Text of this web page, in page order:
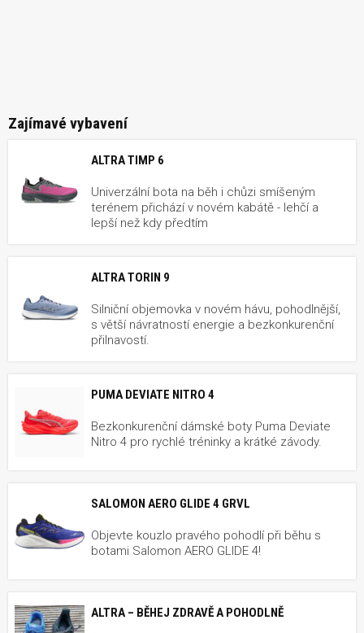
Zajímavé vybavení
ALTRA TIMP 6
Univerzální bota na běh i chůzi smíšeným
terénem přichází v novém kabátě - lehčí a
lepší než kdy předtím
ALTRA TORIN 9
Silniční objemovka v novém hávu, pohodlnější,
s větší návratností energie a bezkonkurenční
přilnavostí.
PUMA DEVIATE NITRO 4
Bezkonkurenční dámské boty Puma Deviate
Nitro 4 pro rychlé tréninky a krátké závody.
SALOMON AERO GLIDE 4 GRVL
Objevte kouzlo pravého pohodlí při běhu s
botami Salomon AERO GLIDE 4!
ALTRA – BĚHEJ ZDRAVĚ A POHODLNĚ